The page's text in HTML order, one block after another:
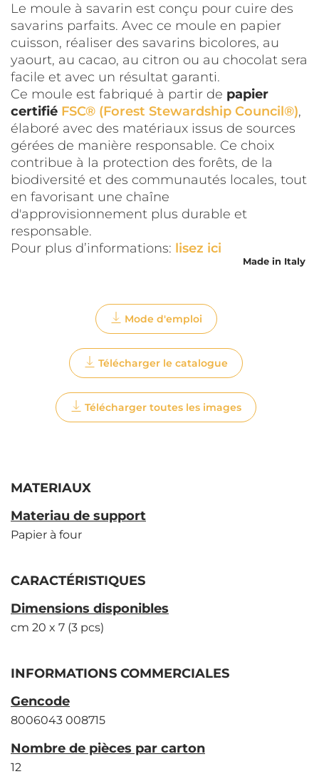
Le moule à savarin est conçu pour cuire des
savarins parfaits. Avec ce moule en papier
cuisson, réaliser des savarins bicolores, au
yaourt, au cacao, au citron ou au chocolat sera
facile et avec un résultat garanti.
Ce moule est fabriqué à partir de papier
certifié FSC® (Forest Stewardship Council®),
élaboré avec des matériaux issus de sources
gérées de manière responsable. Ce choix
contribue à la protection des forêts, de la
biodiversité et des communautés locales, tout
en favorisant une chaîne
d'approvisionnement plus durable et
responsable.
Pour plus d’informations: lisez ici
Made in Italy
Mode d'emploi
Télécharger le catalogue
Télécharger toutes les images
MATERIAUX
Materiau de support
Papier à four
CARACTÉRISTIQUES
Dimensions disponibles
cm 20 x 7 (3 pcs)
INFORMATIONS COMMERCIALES
Gencode
8006043 008715
Nombre de pièces par carton
12